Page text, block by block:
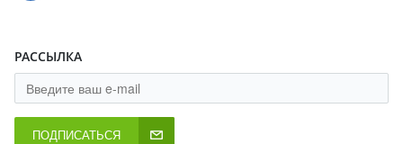
РАССЫЛКА
ПОДПИСАТЬСЯ